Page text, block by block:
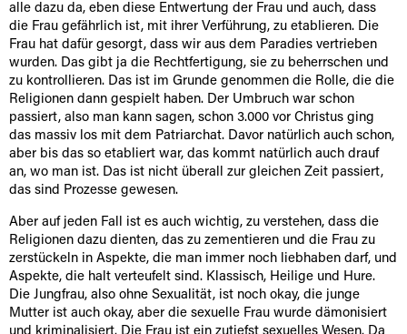
alle dazu da, eben diese Entwertung der Frau und auch, dass
die Frau gefährlich ist, mit ihrer Verführung, zu etablieren. Die
Frau hat dafür gesorgt, dass wir aus dem Paradies vertrieben
wurden. Das gibt ja die Rechtfertigung, sie zu beherrschen und
zu kontrollieren. Das ist im Grunde genommen die Rolle, die die
Religionen dann gespielt haben. Der Umbruch war schon
passiert, also man kann sagen, schon 3.000 vor Christus ging
das massiv los mit dem Patriarchat. Davor natürlich auch schon,
aber bis das so etabliert war, das kommt natürlich auch drauf
an, wo man ist. Das ist nicht überall zur gleichen Zeit passiert,
das sind Prozesse gewesen.
Aber auf jeden Fall ist es auch wichtig, zu verstehen, dass die
Religionen dazu dienten, das zu zementieren und die Frau zu
zerstückeln in Aspekte, die man immer noch liebhaben darf, und
Aspekte, die halt verteufelt sind. Klassisch, Heilige und Hure.
Die Jungfrau, also ohne Sexualität, ist noch okay, die junge
Mutter ist auch okay, aber die sexuelle Frau wurde dämonisiert